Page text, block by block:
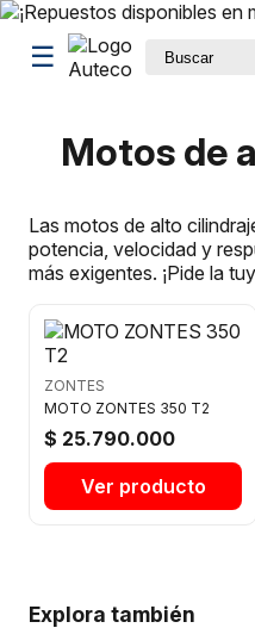
☰
Motos de
Las motos de alto
potencia, velocidad y
más exigentes. ¡Pide la
ZONTES
MOTO ZONTES 350 T2
$ 25.790.000
Ver producto
Explora también